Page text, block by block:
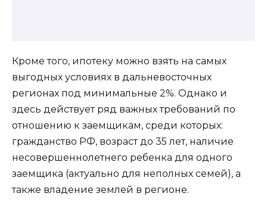
Кроме того, ипотеку можно взять на самых
выгодных условиях в дальневосточных
регионах под минимальные 2%. Однако и
здесь действует ряд важных требований по
отношению к заемщикам, среди которых:
гражданство РФ, возраст до 35 лет, наличие
несовершеннолетнего ребенка для одного
заемщика (актуально для неполных семей), а
также владение землей в регионе.